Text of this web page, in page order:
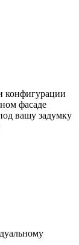
конфигурации
фасаде
вашу задумку